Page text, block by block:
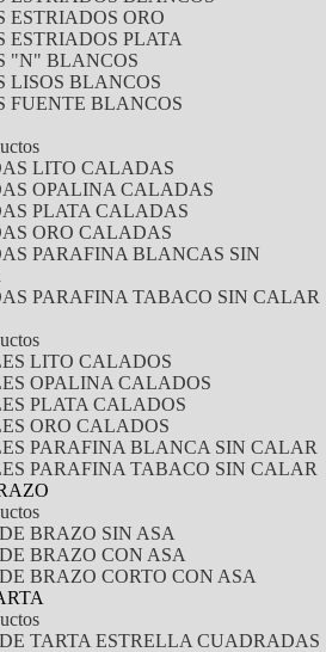
ESTRIADOS ORO
ESTRIADOS PLATA
"N" BLANCOS
LISOS BLANCOS
FUENTE BLANCOS
LITO CALADAS
OPALINA CALADAS
PLATA CALADAS
ORO CALADAS
PARAFINA BLANCAS SIN
PARAFINA TABACO SIN CALAR
LITO CALADOS
OPALINA CALADOS
PLATA CALADOS
ORO CALADOS
PARAFINA BLANCA SIN CALAR
PARAFINA TABACO SIN CALAR
BRAZO SIN ASA
BRAZO CON ASA
BRAZO CORTO CON ASA
TARTA ESTRELLA CUADRADAS